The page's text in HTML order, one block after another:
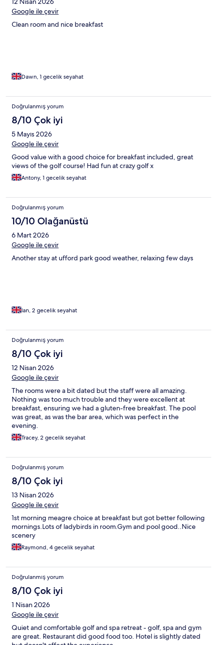
Google ile çevir
Clean room and nice breakfast
Dawn, 1 gecelik seyahat
Doğrulanmış yorum
8/10 Çok iyi
5 Mayıs 2026
Google ile çevir
Good value with a good choice for breakfast included, great
views of the golf course! Had fun at crazy golf x
Antony, 1 gecelik seyahat
Doğrulanmış yorum
10/10 Olağanüstü
6 Mart 2026
Google ile çevir
Another stay at ufford park good weather, relaxing few days
Ian, 2 gecelik seyahat
Doğrulanmış yorum
8/10 Çok iyi
12 Nisan 2026
Google ile çevir
The rooms were a bit dated but the staff were all amazing.
Nothing was too much trouble and they were excellent at
breakfast, ensuring we had a gluten-free breakfast. The pool
was great, as was the bar area, which was perfect in the
evening.
Tracey, 2 gecelik seyahat
Doğrulanmış yorum
8/10 Çok iyi
13 Nisan 2026
Google ile çevir
1st morning meagre choice at breakfast but got better following
mornings.Lots of ladybirds in room.Gym and pool good..Nice
scenery
Raymond, 4 gecelik seyahat
Doğrulanmış yorum
8/10 Çok iyi
1 Nisan 2026
Google ile çevir
Quiet and comfortable golf and spa retreat - golf, spa and gym
are great. Restaurant did good food too. Hotel is slightly dated